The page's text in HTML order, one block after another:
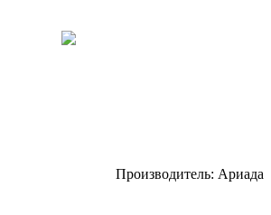
Производитель: Ариада